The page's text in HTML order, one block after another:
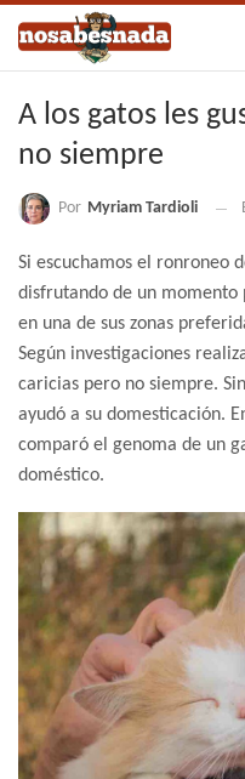
A los gatos les
no siempre
Por Myriam Tardioli
Si escuchamos el ronroneo
disfrutando de un momento
en una de sus zonas
Según investigaciones
caricias pero no siempre.
ayudó a su domesticación.
comparó el genoma de un
doméstico.